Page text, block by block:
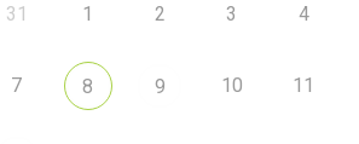
31 1 2 3 4
7 8 9 10 11